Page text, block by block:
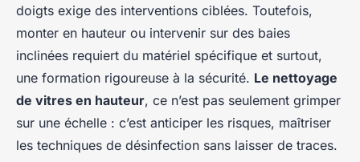
doigts exige des interventions ciblées. Toutefois,
monter en hauteur ou intervenir sur des baies
inclinées requiert du matériel spécifique et surtout,
une formation rigoureuse à la sécurité. Le nettoyage
de vitres en hauteur, ce n’est pas seulement grimper
sur une échelle : c’est anticiper les risques, maîtriser
les techniques de désinfection sans laisser de traces.